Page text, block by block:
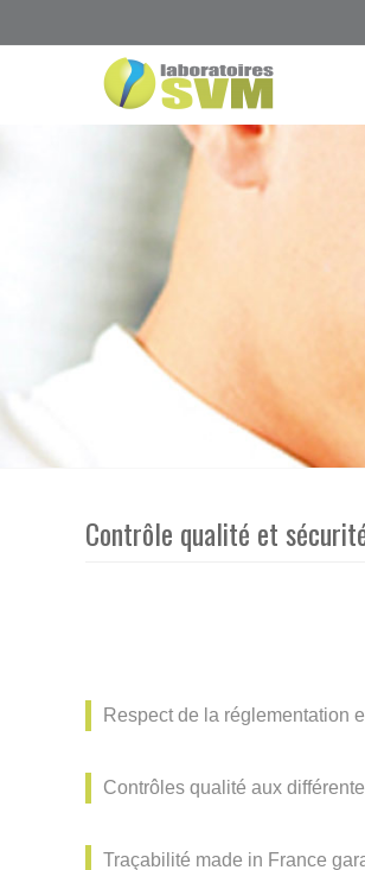
Contrôle qualité et
Respect de la réglementation
Contrôles qualité aux
Traçabilité made in France